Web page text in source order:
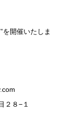
を開催いたしま
２８−１